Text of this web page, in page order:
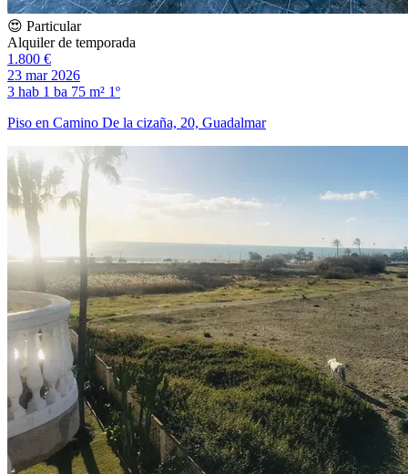
😍 Particular
Alquiler de temporada
1.800 €
23 mar 2026
3 hab 1 ba 75 m² 1º
Piso en Camino De la cizaña, 20, Guadalmar